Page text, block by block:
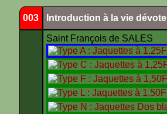
003 Introduction à la vie dévote
Saint François de SALES